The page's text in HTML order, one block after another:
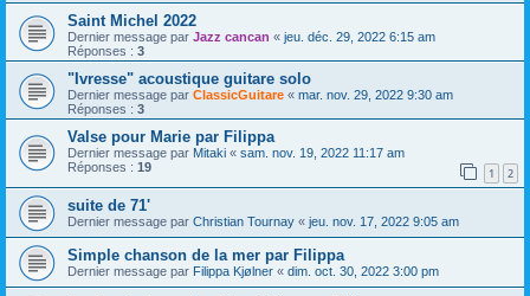
Saint Michel 2022
Dernier message par Jazz cancan « jeu. déc. 29, 2022 6:15 am
Réponses : 3
"Ivresse" acoustique guitare solo
Dernier message par ClassicGuitare « mar. nov. 29, 2022 9:30 am
Réponses : 3
Valse pour Marie par Filippa
Dernier message par Mitaki « sam. nov. 19, 2022 11:17 am
Réponses : 19 1 2
suite de 71'
Dernier message par Christian Tournay « jeu. nov. 17, 2022 9:05 am
Simple chanson de la mer par Filippa
Dernier message par Filippa Kjølner « dim. oct. 30, 2022 3:00 pm